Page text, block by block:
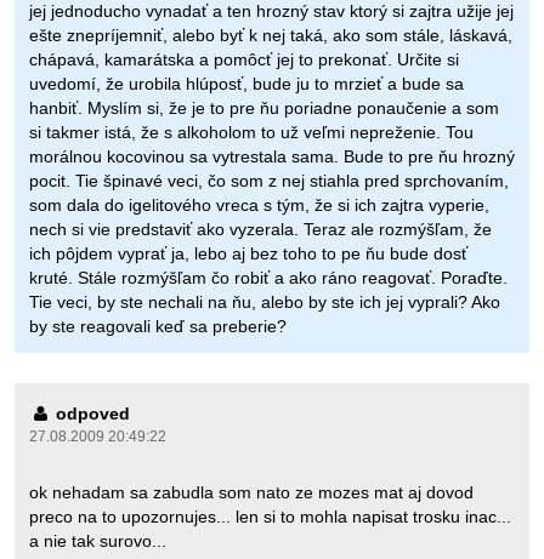
jej jednoducho vynadať a ten hrozný stav ktorý si zajtra užije jej
ešte znepríjemniť, alebo byť k nej taká, ako som stále, láskavá,
chápavá, kamarátska a pomôcť jej to prekonať. Určite si
uvedomí, že urobila hlúposť, bude ju to mrzieť a bude sa
hanbiť. Myslím si, že je to pre ňu poriadne ponaučenie a som
si takmer istá, že s alkoholom to už veľmi nepreženie. Tou
morálnou kocovinou sa vytrestala sama. Bude to pre ňu hrozný
pocit. Tie špinavé veci, čo som z nej stiahla pred sprchovaním,
som dala do igelitového vreca s tým, že si ich zajtra vyperie,
nech si vie predstaviť ako vyzerala. Teraz ale rozmýšľam, že
ich pôjdem vyprať ja, lebo aj bez toho to pe ňu bude dosť
kruté. Stále rozmýšľam čo robiť a ako ráno reagovať. Poraďte.
Tie veci, by ste nechali na ňu, alebo by ste ich jej vyprali? Ako
by ste reagovali keď sa preberie?
odpoved
27.08.2009 20:49:22
ok nehadam sa zabudla som nato ze mozes mat aj dovod
preco na to upozornujes... len si to mohla napisat trosku inac...
a nie tak surovo...